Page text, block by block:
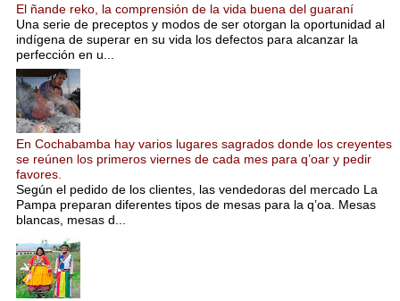
El ñande reko, la comprensión de la vida buena del guaraní
Una serie de preceptos y modos de ser otorgan la oportunidad al
indígena de superar en su vida los defectos para alcanzar la
perfección en u...
En Cochabamba hay varios lugares sagrados donde los creyentes
se reúnen los primeros viernes de cada mes para q’oar y pedir
favores.
Según el pedido de los clientes, las vendedoras del mercado La
Pampa preparan diferentes tipos de mesas para la q’oa. Mesas
blancas, mesas d...